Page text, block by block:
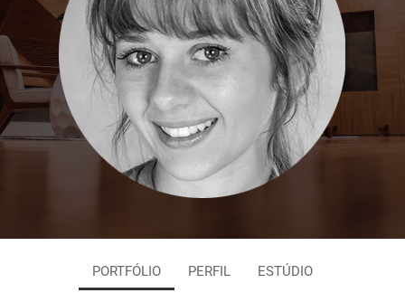
PORTFÓLIO PERFIL ESTÚDIO